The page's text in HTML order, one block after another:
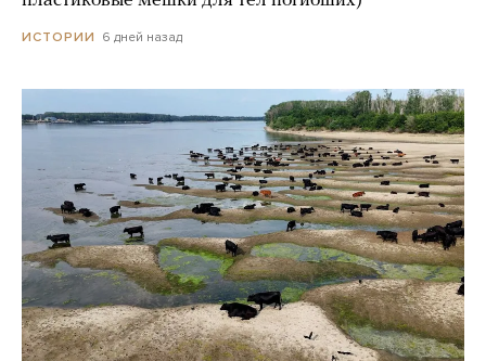
ИСТОРИИ 6 дней назад